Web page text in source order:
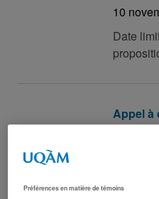
10
Date
Appel à
23
Préférences en matière de témoins